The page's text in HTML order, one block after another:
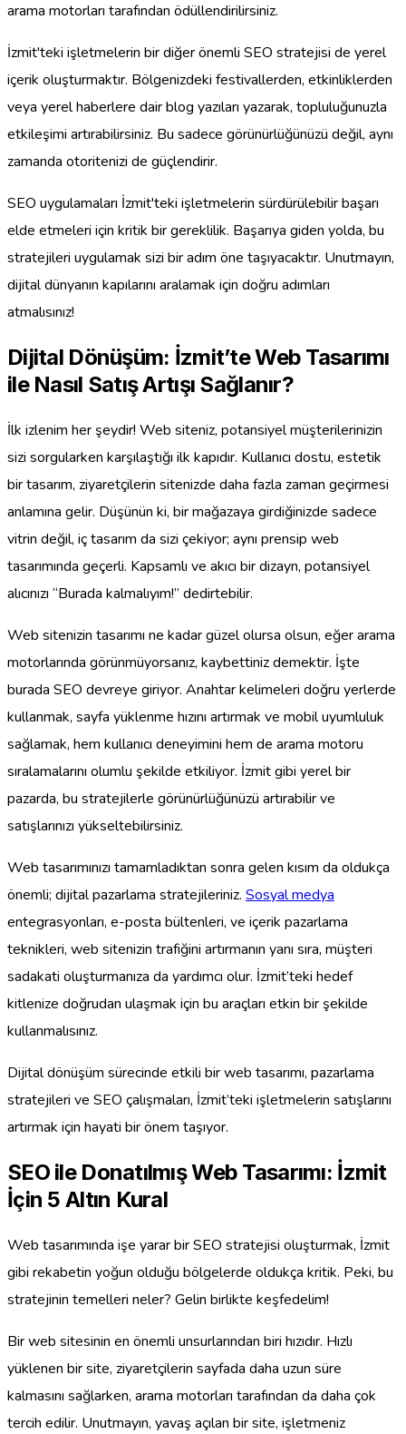
arama motorları tarafından ödüllendirilirsiniz.
İzmit'teki işletmelerin bir diğer önemli SEO stratejisi de yerel
içerik oluşturmaktır. Bölgenizdeki festivallerden, etkinliklerden
veya yerel haberlere dair blog yazıları yazarak, topluluğunuzla
etkileşimi artırabilirsiniz. Bu sadece görünürlüğünüzü değil, aynı
zamanda otoritenizi de güçlendirir.
SEO uygulamaları İzmit'teki işletmelerin sürdürülebilir başarı
elde etmeleri için kritik bir gereklilik. Başarıya giden yolda, bu
stratejileri uygulamak sizi bir adım öne taşıyacaktır. Unutmayın,
dijital dünyanın kapılarını aralamak için doğru adımları
atmalısınız!
Dijital Dönüşüm: İzmit’te Web Tasarımı
ile Nasıl Satış Artışı Sağlanır?
İlk izlenim her şeydir! Web siteniz, potansiyel müşterilerinizin
sizi sorgularken karşılaştığı ilk kapıdır. Kullanıcı dostu, estetik
bir tasarım, ziyaretçilerin sitenizde daha fazla zaman geçirmesi
anlamına gelir. Düşünün ki, bir mağazaya girdiğinizde sadece
vitrin değil, iç tasarım da sizi çekiyor; aynı prensip web
tasarımında geçerli. Kapsamlı ve akıcı bir dizayn, potansiyel
alıcınızı “Burada kalmalıyım!” dedirtebilir.
Web sitenizin tasarımı ne kadar güzel olursa olsun, eğer arama
motorlarında görünmüyorsanız, kaybettiniz demektir. İşte
burada SEO devreye giriyor. Anahtar kelimeleri doğru yerlerde
kullanmak, sayfa yüklenme hızını artırmak ve mobil uyumluluk
sağlamak, hem kullanıcı deneyimini hem de arama motoru
sıralamalarını olumlu şekilde etkiliyor. İzmit gibi yerel bir
pazarda, bu stratejilerle görünürlüğünüzü artırabilir ve
satışlarınızı yükseltebilirsiniz.
Web tasarımınızı tamamladıktan sonra gelen kısım da oldukça
önemli; dijital pazarlama stratejileriniz. Sosyal medya
entegrasyonları, e-posta bültenleri, ve içerik pazarlama
teknikleri, web sitenizin trafiğini artırmanın yanı sıra, müşteri
sadakati oluşturmanıza da yardımcı olur. İzmit’teki hedef
kitlenize doğrudan ulaşmak için bu araçları etkin bir şekilde
kullanmalısınız.
Dijital dönüşüm sürecinde etkili bir web tasarımı, pazarlama
stratejileri ve SEO çalışmaları, İzmit’teki işletmelerin satışlarını
artırmak için hayati bir önem taşıyor.
SEO ile Donatılmış Web Tasarımı: İzmit
İçin 5 Altın Kural
Web tasarımında işe yarar bir SEO stratejisi oluşturmak, İzmit
gibi rekabetin yoğun olduğu bölgelerde oldukça kritik. Peki, bu
stratejinin temelleri neler? Gelin birlikte keşfedelim!
Bir web sitesinin en önemli unsurlarından biri hızıdır. Hızlı
yüklenen bir site, ziyaretçilerin sayfada daha uzun süre
kalmasını sağlarken, arama motorları tarafından da daha çok
tercih edilir. Unutmayın, yavaş açılan bir site, işletmeniz